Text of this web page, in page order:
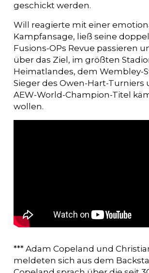
geschickt werden.
Will reagierte mit einer
Kampfansage, ließ seine
Fusions-OPs Revue passieren
über das Ziel, im größten
Heimatlandes, dem Wembley-
Sieger des Owen-Hart-Turniers
AEW-World-Champion-Titel
wollen.
*** Adam Copeland und
meldeten sich aus dem